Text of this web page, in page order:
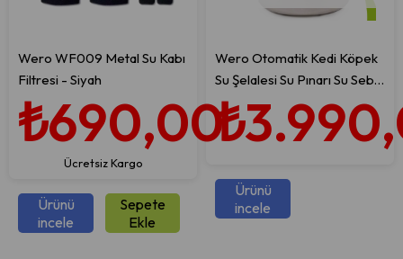
Wero WF009 Metal Su Kabı
Filtresi - Siyah
₺690,00
Sepete
Ekle
Ürünü
incele
Ücretsiz Kargo
Wero Otomatik Kedi Köpek
Su Şelalesi Su Pınarı Su Sebili
(Paslanmaz Çelik) - Hareket
Sensörü - 5200 mAh Şarj
Edilebilir Batarya 180 Gün
Otomatik Su Temizleme -
Beyaz
Ürünü
incele